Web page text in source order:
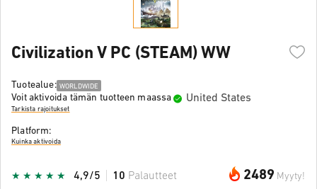
Civilization V PC (STEAM) WW
Tuotealue: WORLDWIDE
Voit aktivoida tämän tuotteen maassa United States
Tarkista rajoitukset
Platform:
Kuinka aktivoida
2489 Myyty!
4,9/5 10 Palautteet